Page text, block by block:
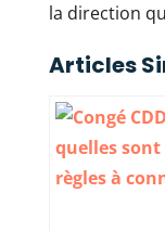
la direction
Articles